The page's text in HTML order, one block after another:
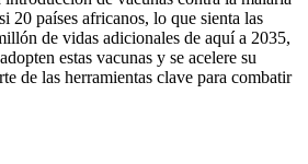
20 países africanos, lo que sienta las
de vidas adicionales de aquí a 2035,
estas vacunas y se acelere su
de las herramientas clave para combatir